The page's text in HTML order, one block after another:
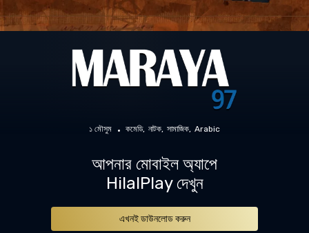
১ মৌসুম কমেডি নাটক সামাজিক Arabic
আপনার মোবাইল অ্যাপে
HilalPlay দেখুন
এখনই ডাউনলোড করুন